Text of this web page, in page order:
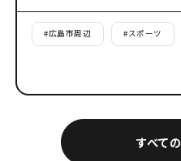
すべて
#広島市周辺 #スポーツ